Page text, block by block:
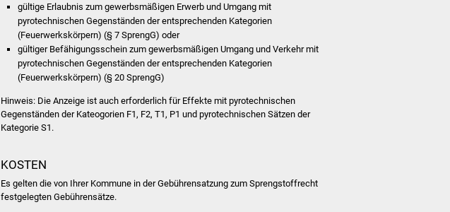
gültige Erlaubnis zum gewerbsmäßigen Erwerb und Umgang mit
pyrotechnischen Gegenständen der entsprechenden Kategorien
(Feuerwerkskörpern) (§ 7 SprengG) oder
gültiger Befähigungsschein zum gewerbsmäßigen Umgang und Verkehr mit
pyrotechnischen Gegenständen der entsprechenden Kategorien
(Feuerwerkskörpern) (§ 20 SprengG)
Hinweis: Die Anzeige ist auch erforderlich für Effekte mit pyrotechnischen
Gegenständen der Kateogorien F1, F2, T1, P1 und pyrotechnischen Sätzen der
Kategorie S1.
KOSTEN
Es gelten die von Ihrer Kommune in der Gebührensatzung zum Sprengstoffrecht
festgelegten Gebührensätze.